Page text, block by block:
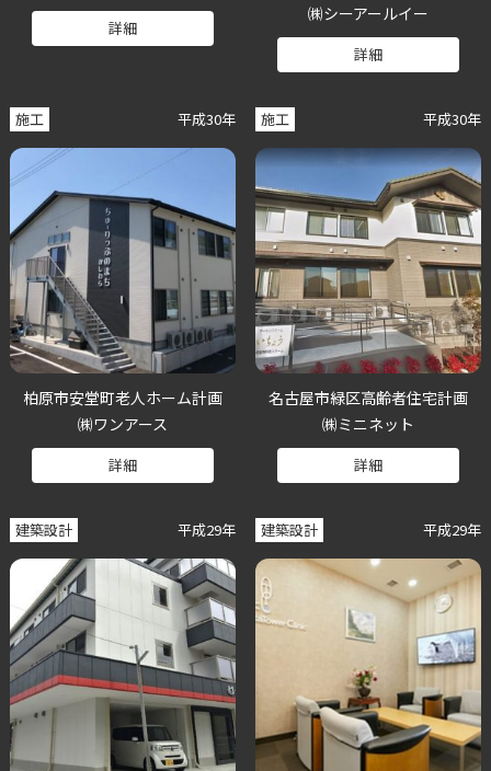
詳細
㈱シーアールイー
詳細
施工 平成30年
柏原市安堂町老人ホーム計画
㈱ワンアース
詳細
施工 平成30年
名古屋市緑区高齢者住宅計画
㈱ミニネット
詳細
建築設計 平成29年 建築設計 平成29年